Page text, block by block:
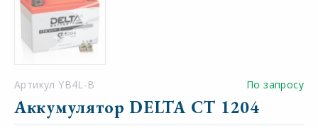
Артикул YB4L-B По запросу
Аккумулятор DELTA CT 1204